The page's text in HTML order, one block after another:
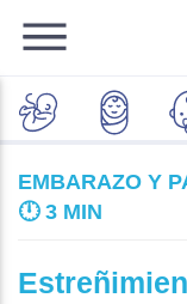
EMBARAZO Y
🕛 3 MIN